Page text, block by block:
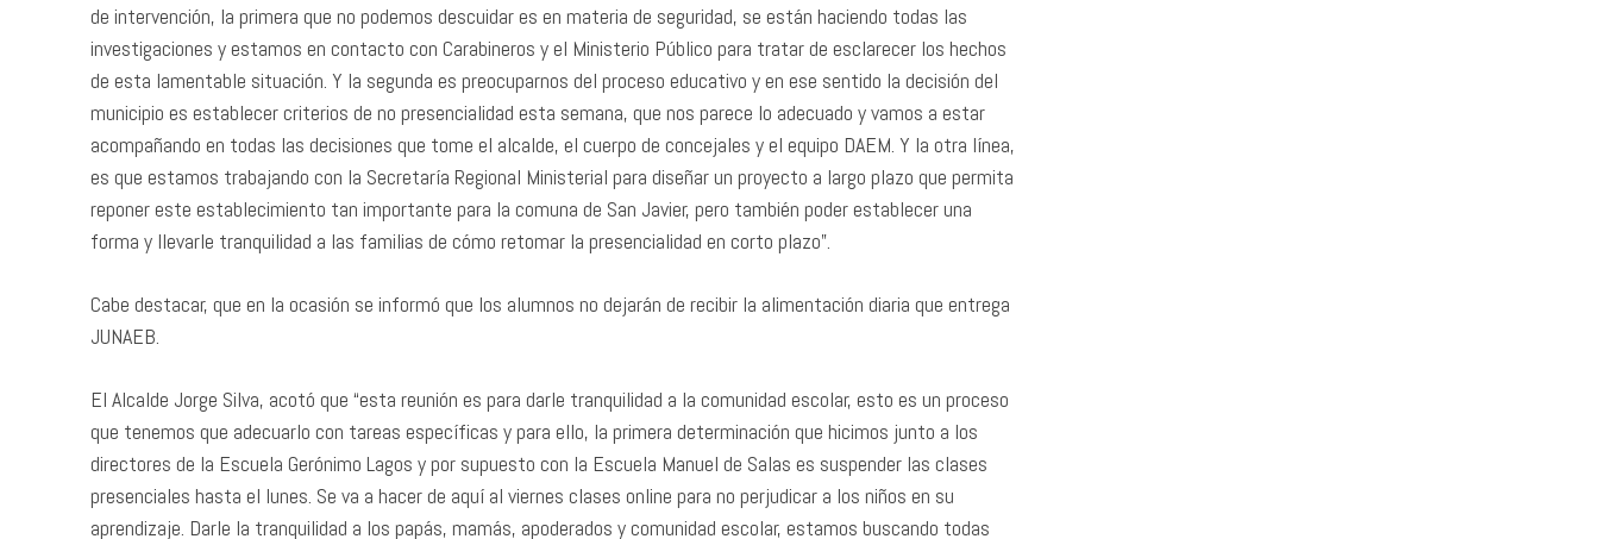
de intervención, la primera que no podemos descuidar es en materia de seguridad, se están haciendo todas las
investigaciones y estamos en contacto con Carabineros y el Ministerio Público para tratar de esclarecer los hechos
de esta lamentable situación. Y la segunda es preocuparnos del proceso educativo y en ese sentido la decisión del
municipio es establecer criterios de no presencialidad esta semana, que nos parece lo adecuado y vamos a estar
acompañando en todas las decisiones que tome el alcalde, el cuerpo de concejales y el equipo DAEM. Y la otra línea,
es que estamos trabajando con la Secretaría Regional Ministerial para diseñar un proyecto a largo plazo que permita
reponer este establecimiento tan importante para la comuna de San Javier, pero también poder establecer una
forma y llevarle tranquilidad a las familias de cómo retomar la presencialidad en corto plazo”.
Cabe destacar, que en la ocasión se informó que los alumnos no dejarán de recibir la alimentación diaria que entrega
JUNAEB.
El Alcalde Jorge Silva, acotó que “esta reunión es para darle tranquilidad a la comunidad escolar, esto es un proceso
que tenemos que adecuarlo con tareas específicas y para ello, la primera determinación que hicimos junto a los
directores de la Escuela Gerónimo Lagos y por supuesto con la Escuela Manuel de Salas es suspender las clases
presenciales hasta el lunes. Se va a hacer de aquí al viernes clases online para no perjudicar a los niños en su
aprendizaje. Darle la tranquilidad a los papás, mamás, apoderados y comunidad escolar, estamos buscando todas